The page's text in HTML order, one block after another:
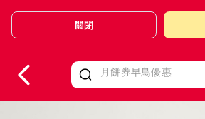
Valid Until 30 June 2026
關閉